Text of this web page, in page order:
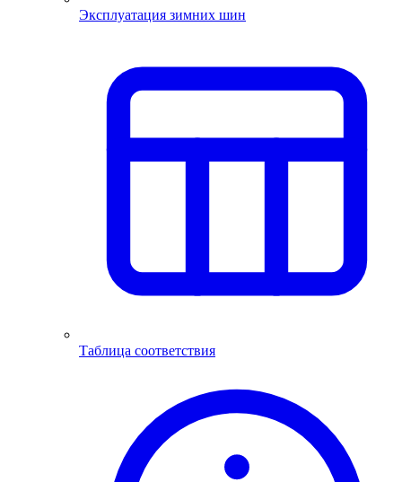
Эксплуатация зимних шин
Таблица соответствия